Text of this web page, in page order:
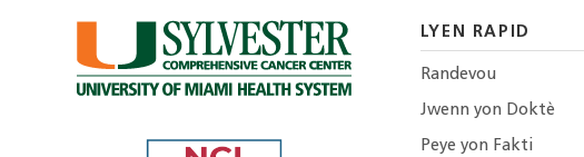
LYEN RAPID
Randevou
Jwenn yon Doktè
Peye yon Fakti